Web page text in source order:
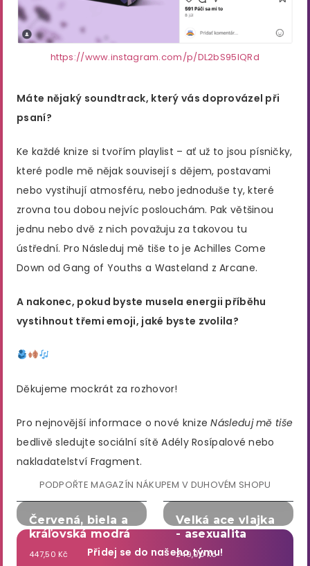
https://www.instagram.com/p/DL2bS95IQRd
Máte nějaký soundtrack, který vás doprovázel při
psaní?
Ke každé knize si tvořím playlist – ať už to jsou písničky,
které podle mě nějak souvisejí s dějem, postavami
nebo vystihují atmosféru, nebo jednoduše ty, které
zrovna tou dobou nejvíc poslouchám. Pak většinou
jednu nebo dvě z nich považuju za takovou tu
ústřední. Pro Následuj mě tiše to je Achilles Come
Down od Gang of Youths a Wasteland z Arcane.
A nakonec, pokud byste musela energii příběhu
vystihnout třemi emoji, jaké byste zvolila?
Děkujeme mockrát za rozhovor!
Pro nejnovější informace o nové knizeNásleduj mě tiše
bedlivě sledujte sociální sítě Adély Rosípalové nebo
nakladatelství Fragment.
PODPOŘTE MAGAZÍN NÁKUPEM V DUHOVÉM SHOPU
Červená, biela a
kráľovská modrá
447,50 Kč
Velká ace vlajka
- asexualita
249,00 Kč
Přidej se do našeho týmu!